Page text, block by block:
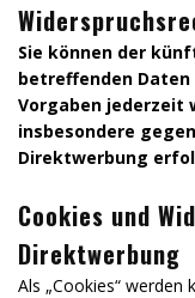
Sie können der
betreffenden
Vorgaben jederzeit
insbesondere
Direktwerbung
Cookies und
Direktwerbung
Als „Cookies“